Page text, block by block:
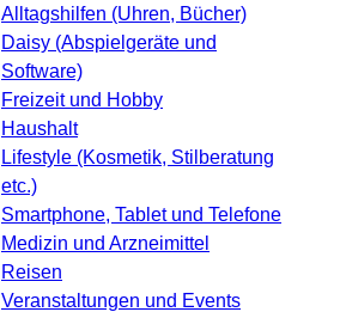
Alltagshilfen (Uhren, Bücher)
Daisy (Abspielgeräte und
Software)
Freizeit und Hobby
Haushalt
Lifestyle (Kosmetik, Stilberatung
etc.)
Smartphone, Tablet und Telefone
Medizin und Arzneimittel
Reisen
Veranstaltungen und Events